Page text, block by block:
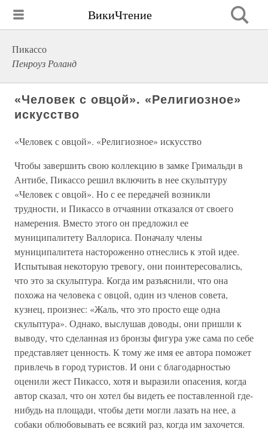
ВикиЧтение
Пикассо
Пенроуз Роланд
«Человек с овцой». «Религиозное»
искусство
«Человек с овцой». «Религиозное» искусство
Чтобы завершить свою коллекцию в замке Гримальди в
Антибе, Пикассо решил включить в нее скульптуру
«Человек с овцой». Но с ее передачей возникли
трудности, и Пикассо в отчаянии отказался от своего
намерения. Вместо этого он предложил ее
муниципалитету Валлориса. Поначалу члены
муниципалитета настороженно отнеслись к этой идее.
Испытывая некоторую тревогу, они поинтересовались,
что это за скульптура. Когда им разъяснили, что она
похожа на человека с овцой, один из членов совета,
кузнец, произнес: «Жаль, что это просто еще одна
скульптура». Однако, выслушав доводы, они пришли к
выводу, что сделанная из бронзы фигура уже сама по себе
представляет ценность. К тому же имя ее автора поможет
привлечь в город туристов. И они с благодарностью
оценили жест Пикассо, хотя и выразили опасения, когда
автор сказал, что он хотел бы видеть ее поставленной где-
нибудь на площади, чтобы дети могли лазать на нее, а
собаки облюбовывать ее всякий раз, когда им захочется.